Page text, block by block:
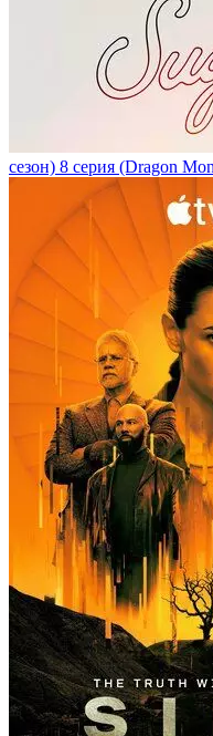
сезон) 8 серия (Dragon